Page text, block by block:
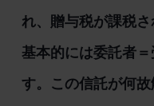
れ、贈与税が課税
基本的には委託者
す。この信託が何